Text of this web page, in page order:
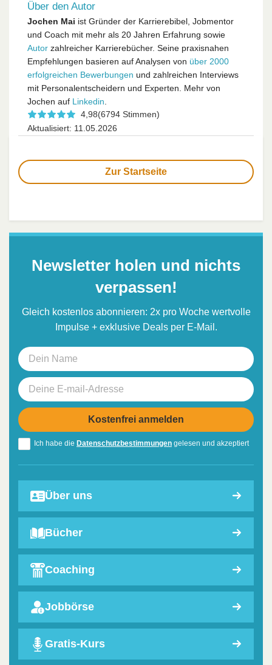
Über den Autor
Jochen Mai ist Gründer der Karrierebibel, Jobmentor
und Coach mit mehr als 20 Jahren Erfahrung sowie
Autor zahlreicher Karrierebücher. Seine praxisnahen
Empfehlungen basieren auf Analysen von über 2000
erfolgreichen Bewerbungen und zahlreichen Interviews
mit Personalentscheidern und Experten. Mehr von
Jochen auf Linkedin.
4,98(6794 Stimmen)
Aktualisiert: 11.05.2026
Zur Startseite
Newsletter holen und nichts
verpassen!
Gleich kostenlos abonnieren: 2x pro Woche wertvolle
Impulse + exklusive Deals per E-Mail.
Ich habe die Datenschutzbestimmungen gelesen und akzeptiert
Über uns
Bücher
Coaching
Jobbörse
Gratis-Kurs